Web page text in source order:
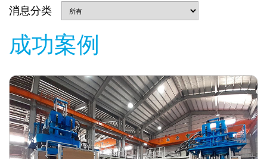
消息分类
成功案例